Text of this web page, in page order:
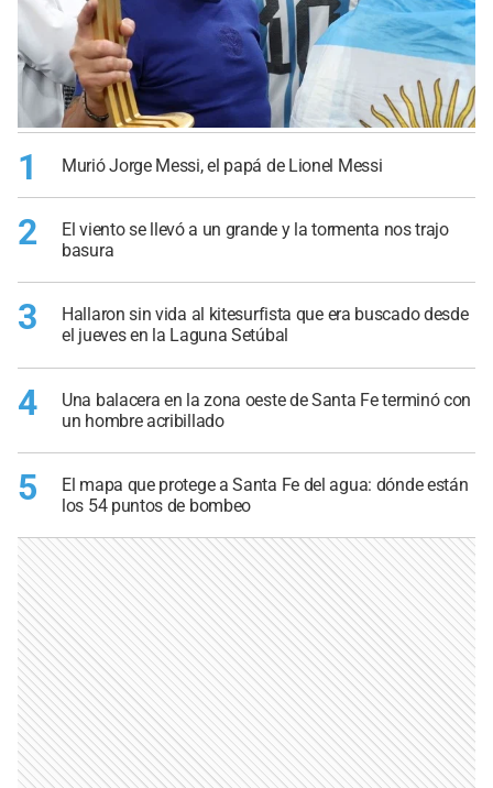
1 Murió Jorge Messi, el papá de Lionel Messi
2
El viento se llevó a un grande y la tormenta nos trajo
basura
3
Hallaron sin vida al kitesurfista que era buscado desde
el jueves en la Laguna Setúbal
4
Una balacera en la zona oeste de Santa Fe terminó con
un hombre acribillado
5
El mapa que protege a Santa Fe del agua: dónde están
los 54 puntos de bombeo